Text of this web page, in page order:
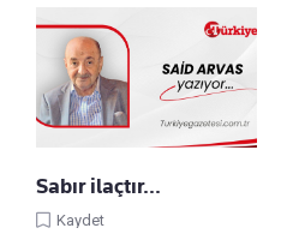
Sabır ilaçtır...
Kaydet